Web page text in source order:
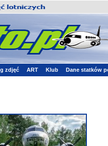
zdjęć ART Klub Dane statków